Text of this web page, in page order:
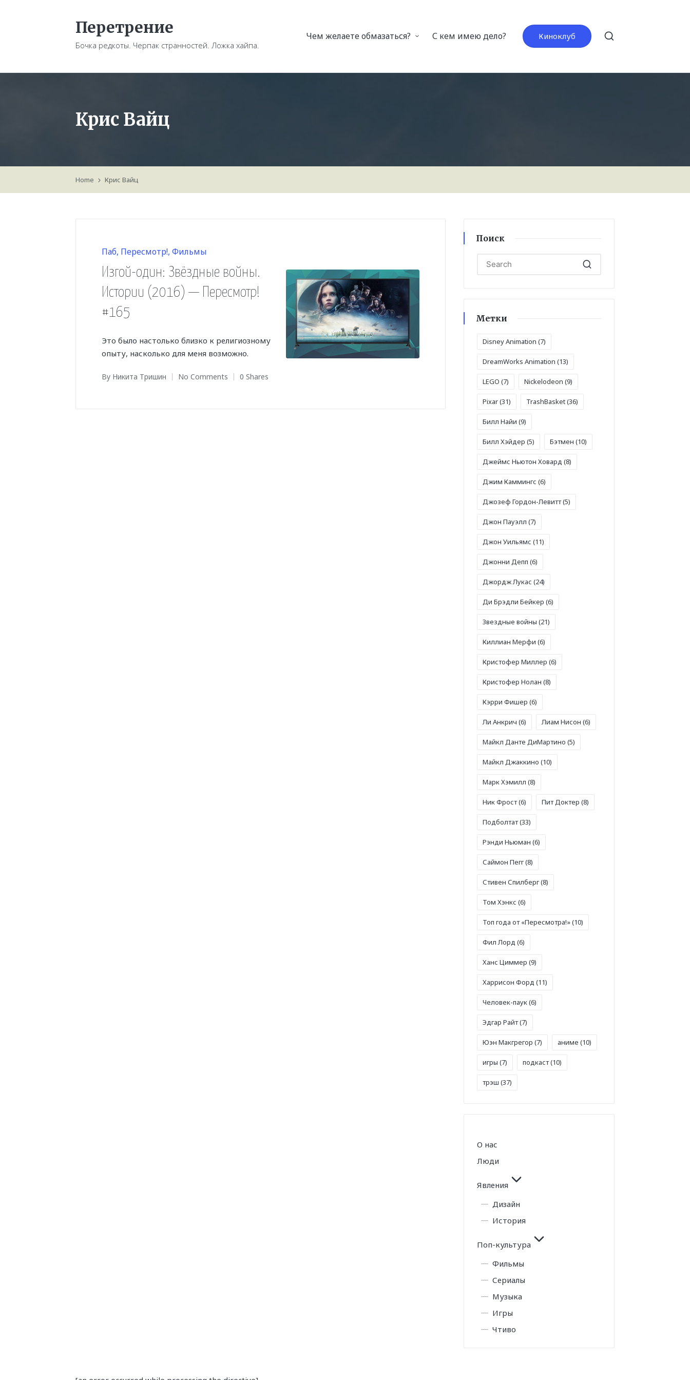
Перетрение
Бочка редкоты. Черпак странностей. Ложка хайпа.
Чем желаете обмазаться? С кем имею дело? Киноклуб
Крис Вайц
Home Крис Вайц
Posted
in
Паб Пересмотр! Фильмы
Изгой-один: Звёздные войны.
Истории (2016) — Пересмотр!
#165
Это было настолько близко к религиозному
опыту, насколько для меня возможно.
Posted
By Никита Тришин No Comments 0 Shares
Поиск
Метки
Disney Animation (7)
DreamWorks Animation (13)
LEGO (7) Nickelodeon (9)
Pixar(31) TrashBasket(36)
Билл Найи (9)
Билл Хэйдер (5) Бэтмен (10)
Джеймс Ньютон Ховард (8)
Джим Каммингс (6)
Джозеф Гордон-Левитт(5)
Джон Пауэлл (7)
Джон Уильямс (11)
Джонни Депп (6)
Джордж Лукас (24)
Ди Брэдли Бейкер (6)
Звездные войны (21)
Киллиан Мерфи (6)
Кристофер Миллер (6)
Кристофер Нолан (8)
Кэрри Фишер (6)
Ли Анкрич (6) Лиам Нисон (6)
Майкл Данте ДиМартино (5)
Майкл Джаккино (10)
Марк Хэмилл (8)
Ник Фрост(6) Пит Доктер (8)
Подболтат(33)
Рэнди Ньюман (6)
Саймон Пегг(8)
Стивен Спилберг(8)
Том Хэнкс (6)
Топ года от «Пересмотра!»(10)
Фил Лорд (6)
Ханс Циммер (9)
Харрисон Форд (11)
Человек-паук(6)
Эдгар Райт(7)
Юэн Макгрегор (7) аниме (10)
игры (7) подкаст(10)
трэш (37)
О нас
Люди
Явления
Дизайн
История
Поп-культура
Фильмы
Сериалы
Музыка
Игры
Чтиво